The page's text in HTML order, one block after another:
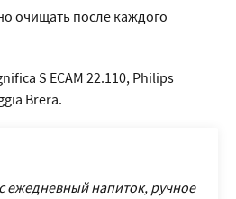
очищать после каждого
S ECAM 22.110, Philips
Brera.
ежедневный напиток, ручное